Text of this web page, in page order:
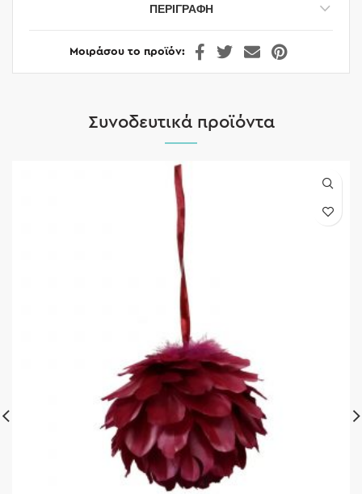
ΠΕΡΙΓΡΑΦΉ
Μοιράσου το προϊόν
Συνοδευτικά προϊόντα